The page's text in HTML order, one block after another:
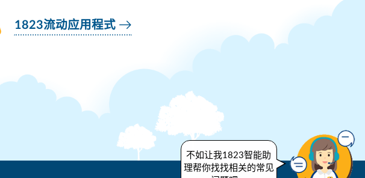
1823流动应用程式
不如让我1823智能助
理帮你找找相关的常见